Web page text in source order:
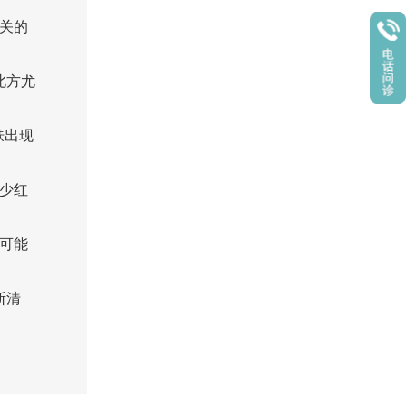
的
方尤
出现
红
能
清